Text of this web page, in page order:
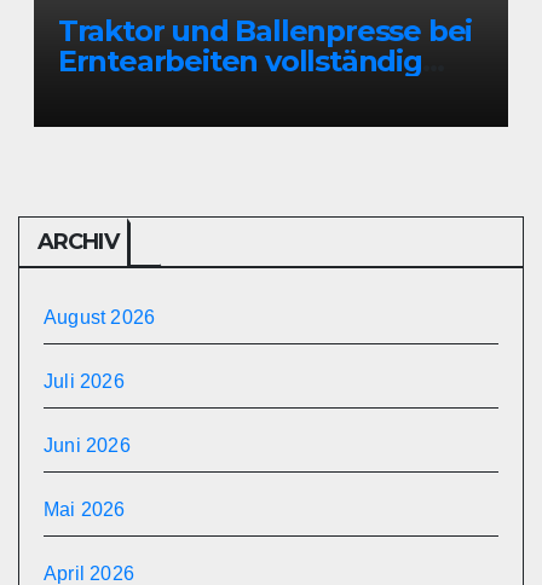
Traktor und Ballenpresse bei
Erntearbeiten vollständig
ARCHIV
August 2026
Juli 2026
Juni 2026
Mai 2026
April 2026